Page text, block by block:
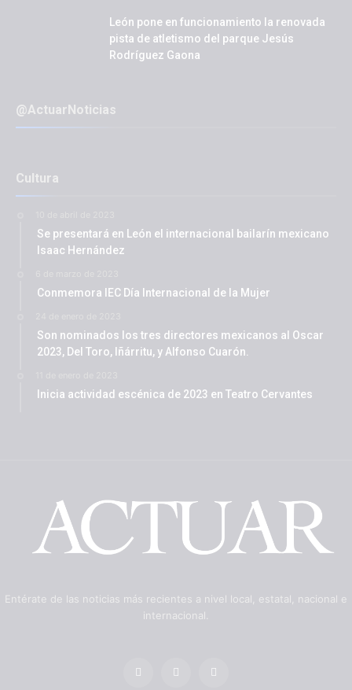
León pone en funcionamiento la renovada
pista de atletismo del parque Jesús
Rodríguez Gaona
@ActuarNoticias
Cultura
Se presentará en León el internacional bailarín mexicano
Isaac Hernández
Conmemora IEC Día Internacional de la Mujer
Son nominados los tres directores mexicanos al Oscar
2023, Del Toro, Iñárritu, y Alfonso Cuarón.
Inicia actividad escénica de 2023 en Teatro Cervantes
Entérate de las noticias más recientes a nivel local, estatal, nacional e
internacional.